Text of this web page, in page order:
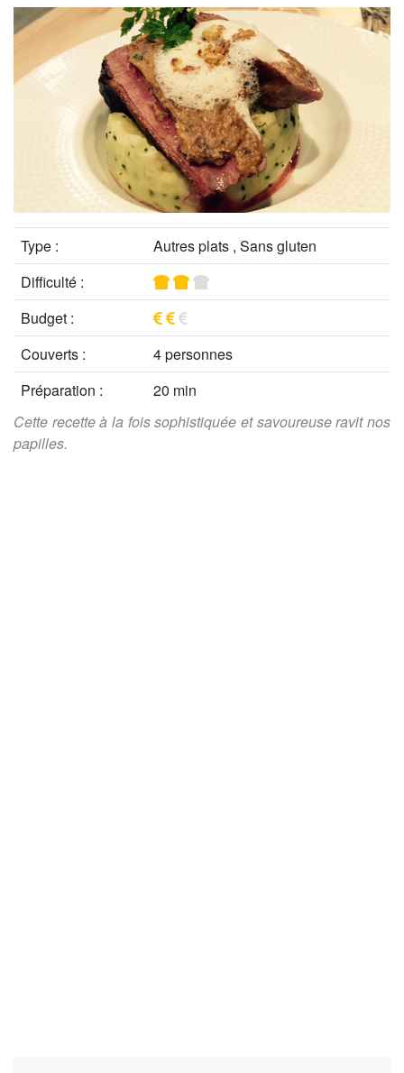
Type :
Autres plats , Sans gluten
Difficulté :
Budget :
Couverts :
4 personnes
Préparation :
20 min
Cette recette à la fois sophistiquée et savoureuse ravit nos
papilles.